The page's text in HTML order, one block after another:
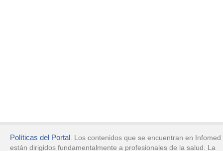
Políticas del Portal. Los contenidos que se encuentran en Infomed
están dirigidos fundamentalmente a profesionales de la salud. La